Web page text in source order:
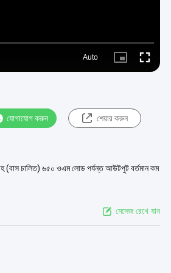
Auto
Picture- Fullscreen
যোগাযোগ করুন শেয়ার করুন
(বাস চালিত) ৬৫০ ওএম লোড পর্যন্ত আউটপুট বর্তমান কম
মেসেজ রেখে যান